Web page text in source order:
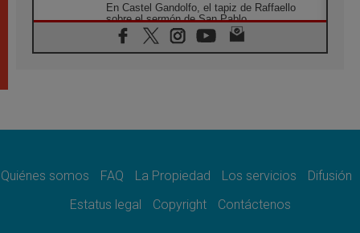
En Castel Gandolfo, el tapiz de Raffaello
sobre el sermón de San Pablo
08.08.2026
En Colombia, «la paz no se compra con una
08.08.2026
08.08.2026
del Buen Consejo de Genazzano
Quiénes somos FAQ La Propiedad Los servicios
Difusión
Estatus legal
Copyright Contáctenos